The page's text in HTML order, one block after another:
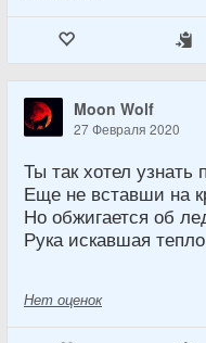
Moon Wolf
27 Февраля 2020
Ты так хотел узнать
Еще не вставши на
Но обжигается об
Рука искавшая
Нет оценок